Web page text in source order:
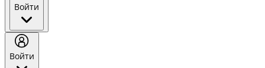
Войти
Войти